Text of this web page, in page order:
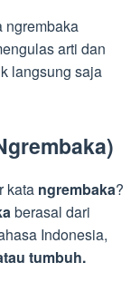
ngrembaka
arti dan
langsung saja
kata ngrembaka?
berasal dari
Indonesia,
tumbuh.